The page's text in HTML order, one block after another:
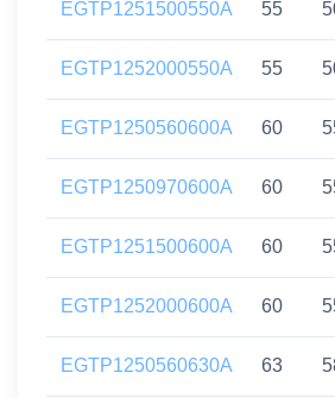
EGTP1251500550A 55
EGTP1252000550A 55
EGTP1250560600A 60
EGTP1250970600A 60
EGTP1251500600A 60
EGTP1252000600A 60
EGTP1250560630A 63